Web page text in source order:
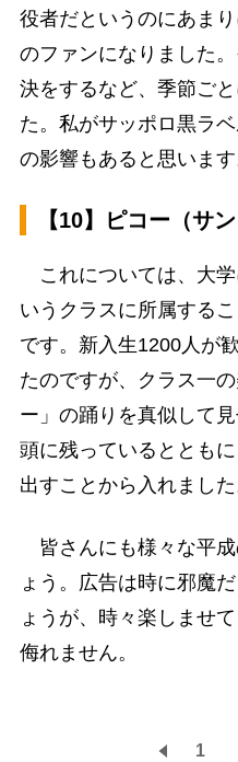
役者だというのにあま
のファンになりました
決をするなど、季節ご
た。私がサッポロ黒ラ
の影響もあると思います
【10】ピコー（サン
これについては、大学
いうクラスに所属する
です。新入生1200人が
たのですが、クラス一
ー」の踊りを真似して
頭に残っているととも
出すことから入れました
皆さんにも様々な平成
ょう。広告は時に邪魔
ょうが、時々楽しませ
侮れません。
1